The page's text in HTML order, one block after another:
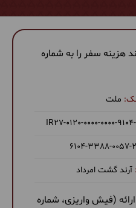
هزینه سفر را به شماره
ملت
‎IR27-0120-0000-0000-
6104-3388-0057-
آرند گشت امرداد
(فیش واریزی، شماره